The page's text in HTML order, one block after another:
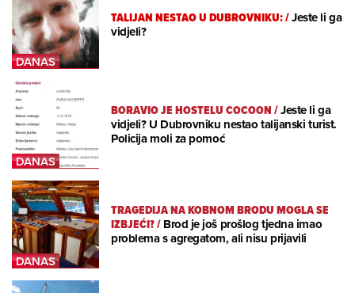
TALIJAN NESTAO U DUBROVNIKU:/Jeste li ga
vidjeli?
BORAVIO JE HOSTELU COCOON/Jeste li ga
vidjeli? U Dubrovniku nestao talijanski turist.
Policija moli za pomoć
TRAGEDIJA NA KOBNOM BRODU MOGLA SE
IZBJEĆI?/Brod je još prošlog tjedna imao
problema s agregatom, ali nisu prijavili